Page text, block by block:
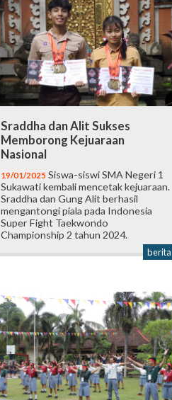
Sraddha dan Alit Sukses
Memborong Kejuaraan
Nasional
19/01/2025 Siswa-siswi SMA Negeri 1
Sukawati kembali mencetak kejuaraan.
Sraddha dan Gung Alit berhasil
mengantongi piala pada Indonesia
Super Fight Taekwondo
Championship 2 tahun 2024.
berita